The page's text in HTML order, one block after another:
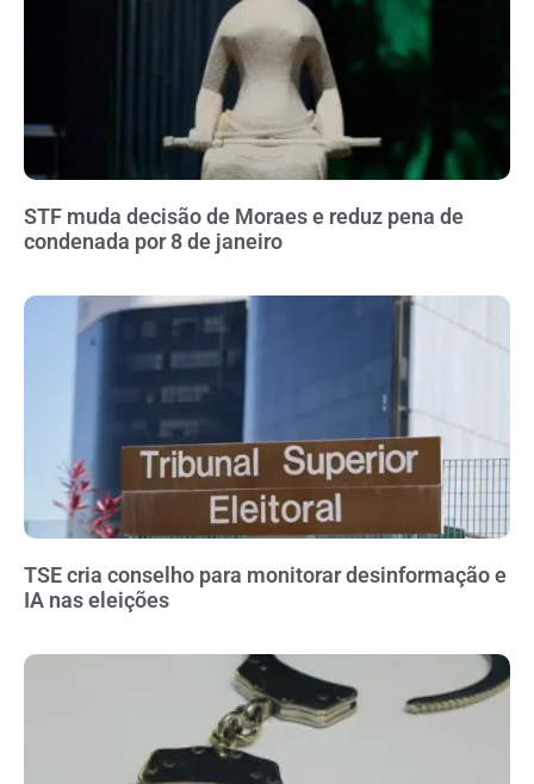
STF muda decisão de Moraes e reduz pena de
condenada por 8 de janeiro
TSE cria conselho para monitorar desinformação e
IA nas eleições